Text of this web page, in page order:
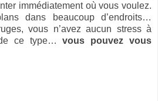
immédiatement où vous voulez.
dans beaucoup d’endroits…
vous n’avez aucun stress à
de ce type…vous pouvez vous